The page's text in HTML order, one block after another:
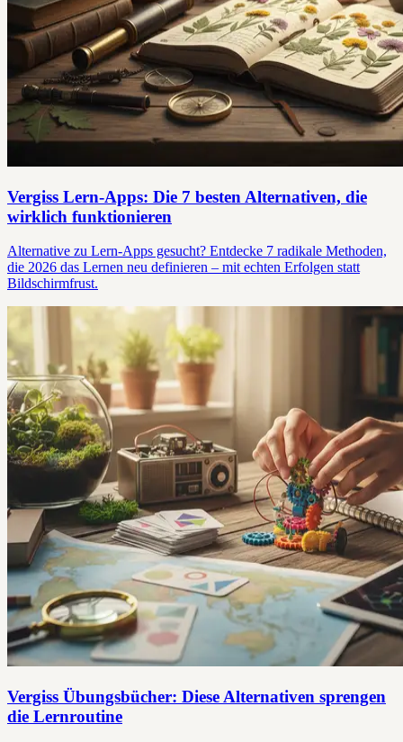
Vergiss Lern-Apps: Die 7 besten Alternativen, die
wirklich funktionieren
Alternative zu Lern-Apps gesucht? Entdecke 7 radikale Methoden,
die 2026 das Lernen neu definieren – mit echten Erfolgen statt
Bildschirmfrust.
Vergiss Übungsbücher: Diese Alternativen sprengen
die Lernroutine